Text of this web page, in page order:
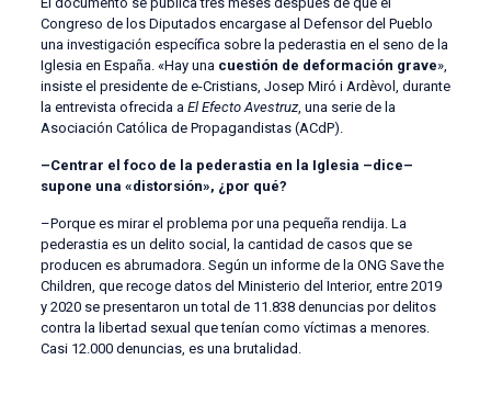
Congreso de los Diputados encargase al Defensor del Pueblo
una investigación específica sobre la pederastia en el seno de la
Iglesia en España. «Hay una cuestión de deformación grave»,
insiste el presidente de e-Cristians, Josep Miró i Ardèvol, durante
la entrevista ofrecida a El Efecto Avestruz, una serie de la
Asociación Católica de Propagandistas (ACdP).
–Centrar el foco de la pederastia en la Iglesia –dice–
supone una «distorsión», ¿por qué?
–Porque es mirar el problema por una pequeña rendija. La
pederastia es un delito social, la cantidad de casos que se
producen es abrumadora. Según un informe de la ONG Save the
Children, que recoge datos del Ministerio del Interior, entre 2019
y 2020 se presentaron un total de 11.838 denuncias por delitos
contra la libertad sexual que tenían como víctimas a menores.
Casi 12.000 denuncias, es una brutalidad.